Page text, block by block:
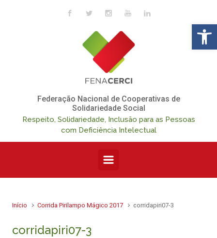
Skip to main content
Federação Nacional de Cooperativas de
Solidariedade Social
Respeito, Solidariedade, Inclusão para as Pessoas
com Deficiência Intelectual
Início Corrida Pirilampo Mágico 2017 corridapiri07-3
corridapiri07-3